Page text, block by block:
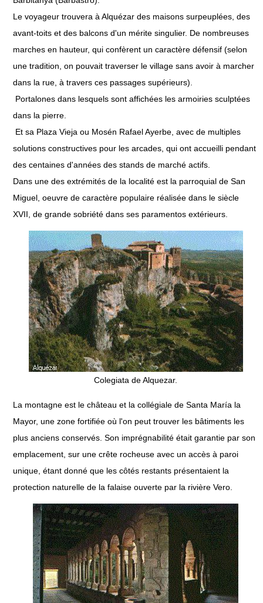
Le voyageur trouvera à Alquézar des maisons surpeuplées, des
avant-toits et des balcons d'un mérite singulier. De nombreuses
marches en hauteur, qui confèrent un caractère défensif (selon
une tradition, on pouvait traverser le village sans avoir à marcher
dans la rue, à travers ces passages supérieurs).
Portalones dans lesquels sont affichées les armoiries sculptées
dans la pierre.
Et sa Plaza Vieja ou Mosén Rafael Ayerbe, avec de multiples
solutions constructives pour les arcades, qui ont accueilli pendant
des centaines d'années des stands de marché actifs.
Dans une des extrémités de la localité est la parroquial de San
Miguel, oeuvre de caractère populaire réalisée dans le siècle
XVII, de grande sobriété dans ses paramentos extérieurs.
Colegiata de Alquezar.
La montagne est le château et la collégiale de Santa María la
Mayor, une zone fortifiée où l'on peut trouver les bâtiments les
plus anciens conservés. Son imprégnabilité était garantie par son
emplacement, sur une crête rocheuse avec un accès à paroi
unique, étant donné que les côtés restants présentaient la
protection naturelle de la falaise ouverte par la rivière Vero.